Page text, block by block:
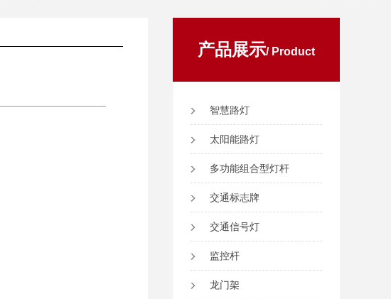
产品展示/ Product
智慧路灯
太阳能路灯
多功能组合型灯杆
交通标志牌
交通信号灯
监控杆
龙门架